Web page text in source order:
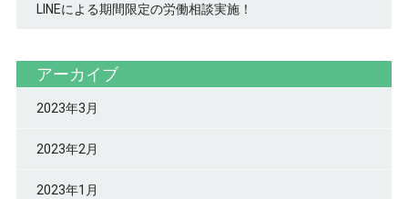
LINEによる期間限定の労働相談実施！
アーカイブ
2023年3月
2023年2月
2023年1月